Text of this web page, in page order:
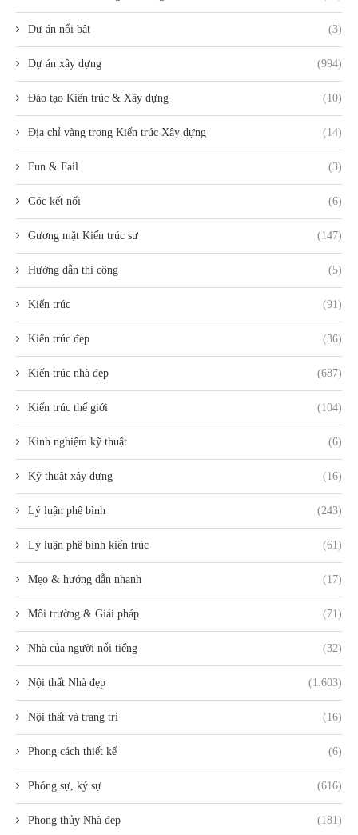
Dự án nổi bật (3)
Dự án xây dựng (994)
Đào tạo Kiến trúc & Xây dựng (10)
Địa chỉ vàng trong Kiến trúc Xây dựng (14)
Fun & Fail (3)
Góc kết nối (6)
Gương mặt Kiến trúc sư (147)
Hướng dẫn thi công (5)
Kiến trúc (91)
Kiến trúc đẹp (36)
Kiến trúc nhà đẹp (687)
Kiến trúc thế giới (104)
Kinh nghiệm kỹ thuật (6)
Kỹ thuật xây dựng (16)
Lý luận phê bình (243)
Lý luận phê bình kiến trúc (61)
Mẹo & hướng dẫn nhanh (17)
Môi trường & Giải pháp (71)
Nhà của người nổi tiếng (32)
Nội thất Nhà đẹp (1.603)
Nội thất và trang trí (16)
Phong cách thiết kế (6)
Phóng sự, ký sự (616)
Phong thủy Nhà đẹp (181)